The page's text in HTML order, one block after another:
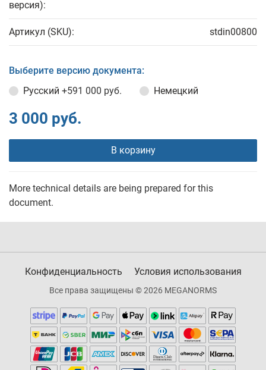
версия):
Артикул (SKU): stdin00800
Выберите версию документа:
Русский +591 000 руб. Немецкий
3 000 руб.
В корзину
More technical details are being prepared for this
document.
Конфиденциальность Условия использования
Все права защищены © 2026 MEGANORMS